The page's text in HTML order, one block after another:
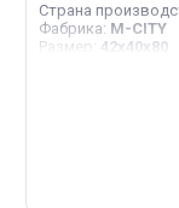
Страна
Фабрика: M-CITY
Размер : 42х40х80